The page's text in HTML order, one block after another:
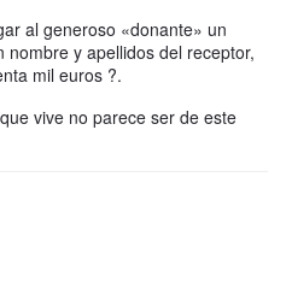
al generoso «donante» un
nombre y apellidos del receptor,
mil euros ?.
vive no parece ser de este